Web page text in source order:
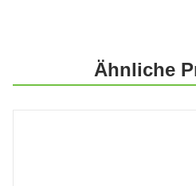
Ähnliche